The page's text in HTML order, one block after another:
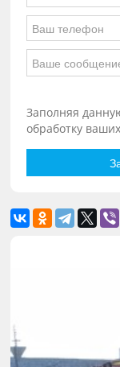
Заполняя
обработку